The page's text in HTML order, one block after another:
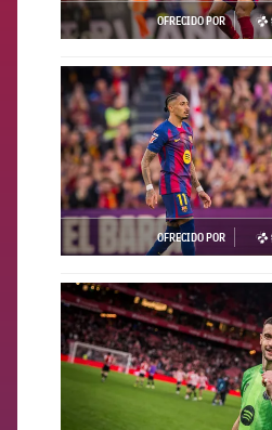
OFRECIDO POR
FCB Barcelona badge
OFRECIDO POR
FCB Barcelona badge